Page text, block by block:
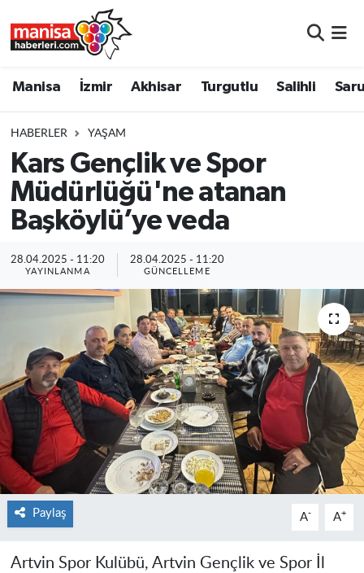
Manisa İzmir Akhisar Turgutlu Salihli
HABERLER YAŞAM
Kars Gençlik ve Spor
Müdürlüğü'ne atanan
Başköylü’ye veda
28.04.2025 - 11:20
YAYINLANMA
28.04.2025 - 11:20
GÜNCELLEME
Paylaş A- A+
Artvin Spor Kulübü, Artvin Gençlik ve Spor İl
Turgutlu
Salihli
Saruhanlı
Resmi İlanlar
Manisa Nöbetçi Eczaneler
Manisa Trafik Yoğunluk Haritası
Süper Lig Puan Durumu ve Fikstür
Tüm Manşetler
Son Dakika Haberleri
Haber Arşivi